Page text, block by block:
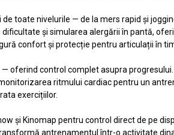
toate nivelurile — de la mers rapid și
și simularea alergării în pantă,
confort și protecție pentru articulații în
oferind control complet asupra progresului.
ritmului cardiac pentru un
exercițiilor.
și Kinomap pentru control direct de pe
antrenamentul într-o activitate